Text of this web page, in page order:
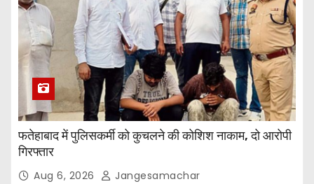
फतेहाबाद में पुलिसकर्मी को कुचलने की कोशिश नाकाम, दो आरोपी
गिरफ्तार
Aug 6, 2026 Jangesamachar